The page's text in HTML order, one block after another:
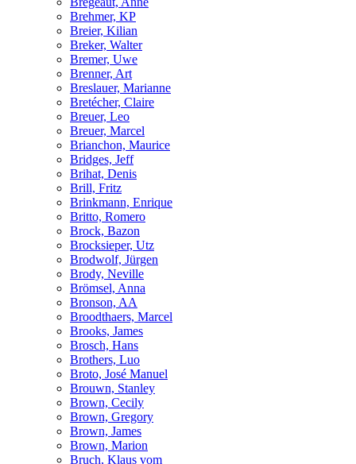
Brehmer, KP
Breier, Kilian
Breker, Walter
Bremer, Uwe
Brenner, Art
Breslauer, Marianne
Bretécher, Claire
Breuer, Leo
Breuer, Marcel
Brianchon, Maurice
Bridges, Jeff
Brihat, Denis
Brill, Fritz
Brinkmann, Enrique
Britto, Romero
Brock, Bazon
Brocksieper, Utz
Brodwolf, Jürgen
Brody, Neville
Brömsel, Anna
Bronson, AA
Broodthaers, Marcel
Brooks, James
Brosch, Hans
Brothers, Luo
Broto, José Manuel
Brouwn, Stanley
Brown, Cecily
Brown, Gregory
Brown, James
Brown, Marion
Bruch, Klaus vom